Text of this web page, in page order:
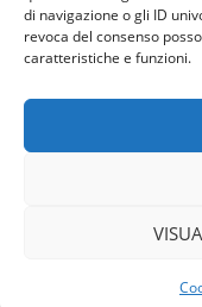
di navigazione o gli ID
revoca del consenso
caratteristiche e funzioni.
© Occhio Viterbese